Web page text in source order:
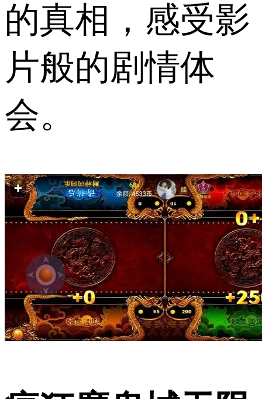
的真相，感受影
片般的剧情体
会。